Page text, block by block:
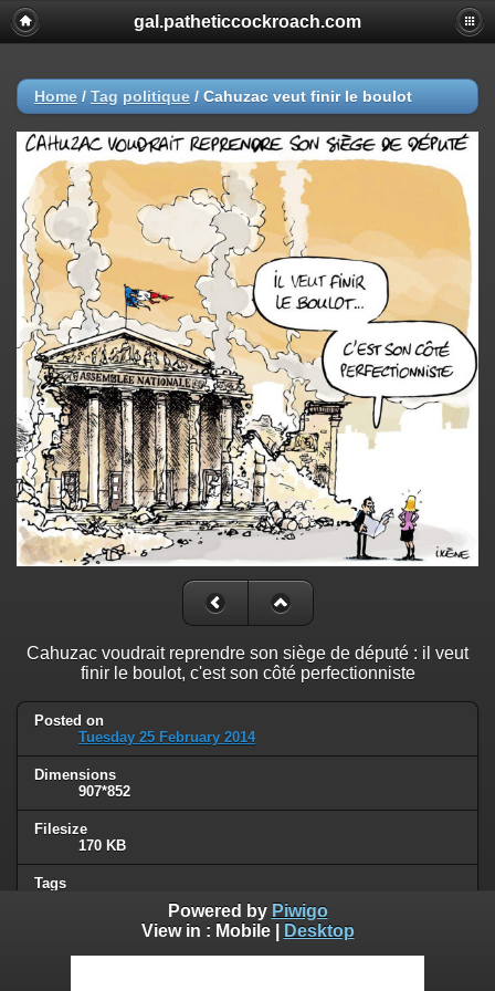
gal.patheticcockroach.com
Home / Tag politique / Cahuzac veut finir le boulot
Cahuzac voudrait reprendre son siège de député : il veut
finir le boulot, c'est son côté perfectionniste
Posted on
Tuesday 25 February 2014
Dimensions
907*852
Filesize
170 KB
Tags
French
Powered by Piwigo
View in : Mobile| Desktop